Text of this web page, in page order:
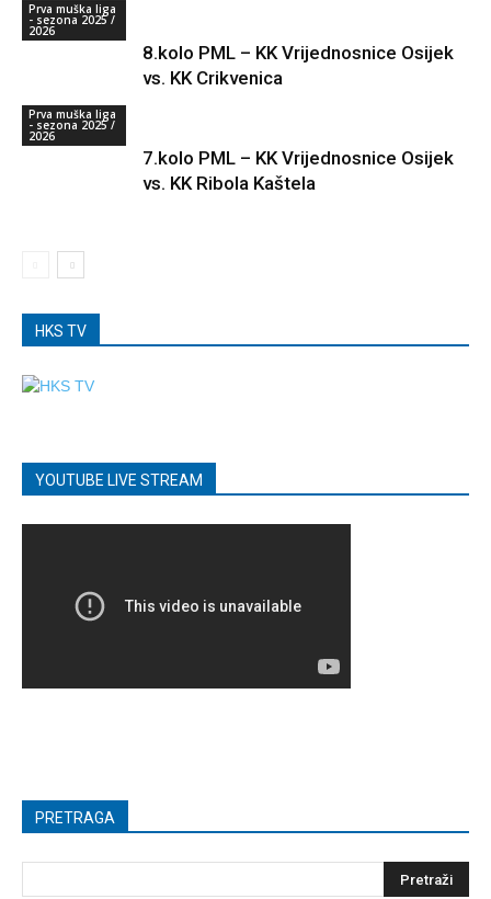
Prva muška liga
- sezona 2025 /
2026
8.kolo PML – KK Vrijednosnice Osijek
vs. KK Crikvenica
Prva muška liga
- sezona 2025 /
2026
7.kolo PML – KK Vrijednosnice Osijek
vs. KK Ribola Kaštela
HKS TV
YOUTUBE LIVE STREAM
PRETRAGA